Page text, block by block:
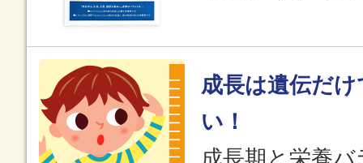
成長は遺伝だ
い！
成長期と栄養